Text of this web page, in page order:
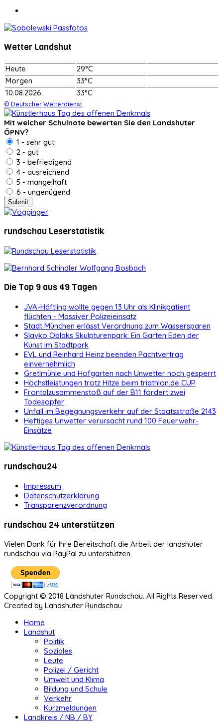
Wetter Landshut
Heute
29°C
Morgen
33°C
10.08.2026
33°C
© Deutscher Wetterdienst
Mit welcher Schulnote bewerten Sie den Landshuter
ÖPNV?
1 - sehr gut
2 - gut
3 - befriedigend
4 - ausreichend
5 - mangelhaft
6 - ungenügend
rundschau Leserstatistik
Die Top 9 aus 49 Tagen
JVA-Häftling wollte gegen 13 Uhr als Klinikpatient
flüchten - Massiver Polizeieinsatz
Stadt München erlässt Verordnung zum Wassersparen
Slavko Oblaks Skulpturenpark: Ein Garten Eden der
Kunst im Stadtpark
EVL und Reinhard Heinz beenden Pachtvertrag
einvernehmlich
Gretlmühle und Hofgarten nach Unwetter noch gesperrt
Höchstleistungen trotz Hitze beim triathlon.de CUP
Frontalzusammenstoß auf der B11 fordert zwei
Todesopfer
Unfall im Begegnungsverkehr auf der Staatsstraße 2143
Heftiges Unwetter verursacht rund 100 Feuerwehr-
Einsätze
rundschau24
Impressum
Datenschutzerklärung
Transparenzverordnung
rundschau 24 unterstützen
Vielen Dank für Ihre Bereitschaft die Arbeit der landshuter
rundschau via PayPal zu unterstützen.
Copyright © 2018 Landshuter Rundschau. All Rights Reserved.
Created by Landshuter Rundschau
Home
Landshut
Politik
Soziales
Leute
Polizei / Gericht
Umwelt und Klima
Bildung und Schule
Verkehr
Kurzmeldungen
Landkreis / NB / BY